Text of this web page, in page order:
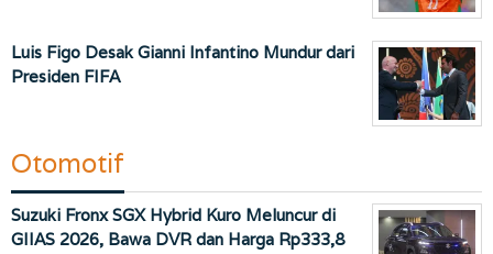
Luis Figo Desak Gianni Infantino Mundur dari
Presiden FIFA
Otomotif
Suzuki Fronx SGX Hybrid Kuro Meluncur di
GIIAS 2026, Bawa DVR dan Harga Rp333,8